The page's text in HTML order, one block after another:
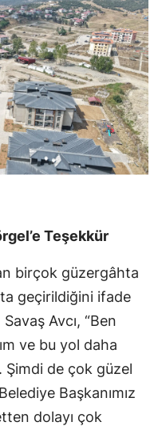
Teşekkür
birçok güzergâhta
geçirildiğini ifade
Avcı, “Ben
ve bu yol daha
Şimdi de çok güzel
Başkanımız
dolayı çok